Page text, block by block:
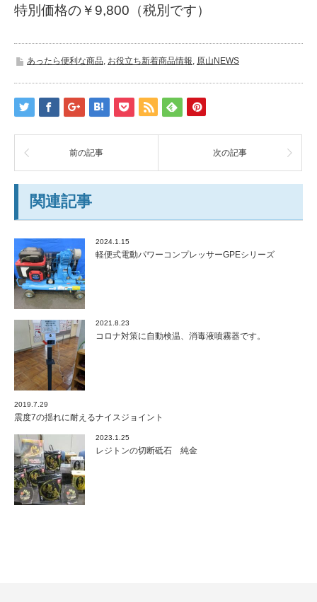
特別価格の￥9,800（税別です）
あったら便利な商品 お役立ち新着商品情報 原山NEWS
前の記事 次の記事
関連記事
2024.1.15
軽便式電動パワーコンプレッサーGPEシリーズ
2021.8.23
コロナ対策に自動検温、消毒液噴霧器です。
2019.7.29
震度7の揺れに耐えるナイスジョイント
2023.1.25
レジトンの切断砥石 純金